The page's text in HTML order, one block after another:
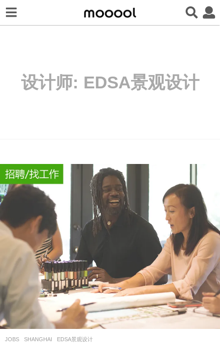
设计师: EDSA景观设计
JOBS SHANGHAI EDSA景观设计